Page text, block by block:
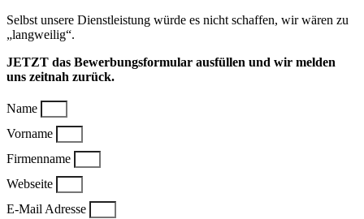
Selbst unsere Dienstleistung würde es nicht schaffen, wir wären zu
„langweilig“.
JETZT das Bewerbungsformular ausfüllen und wir melden
uns zeitnah zurück.
Name
Vorname
Firmenname
Webseite
E-Mail Adresse